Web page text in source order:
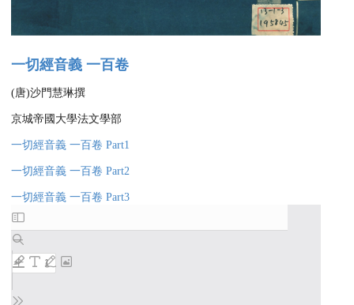
一切經音義 一百卷
(唐)沙門慧琳撰
京城帝國大學法文學部
一切經音義 一百卷 Part1
一切經音義 一百卷 Part2
一切經音義 一百卷 Part3